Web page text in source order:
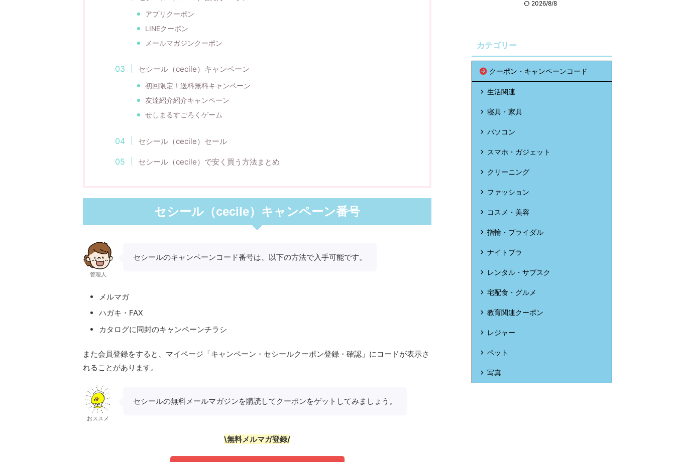
アプリクーポン
LINEクーポン
メールマガジンクーポン
セシール（cecile）キャンペーン
初回限定！送料無料キャンペーン
友達紹介紹介キャンペーン
せしまるすごろくゲーム
セシール（cecile）セール
セシール（cecile）で安く買う方法まとめ
セシール（cecile）キャンペーン番号
管理人
セシールのキャンペーンコード番号は、以下の方法で入手可能です。
メルマガ
ハガキ・FAX
カタログに同封のキャンペーンチラシ
また会員登録をすると、マイページ「キャンペーン・セシールクーポン登録・確認」にコードが表示さ
れることがあります。
おススメ
セシールの無料メールマガジンを購読してクーポンをゲットしてみましょう。
\無料メルマガ登録/
2026/8/8
カテゴリー
クーポン・キャンペーンコード
生活関連
寝具・家具
パソコン
スマホ・ガジェット
クリーニング
ファッション
コスメ・美容
指輪・ブライダル
ナイトブラ
レンタル・サブスク
宅配食・グルメ
教育関連クーポン
レジャー
ペット
写真